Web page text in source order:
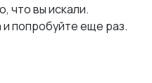
что вы искали.
попробуйте еще раз.